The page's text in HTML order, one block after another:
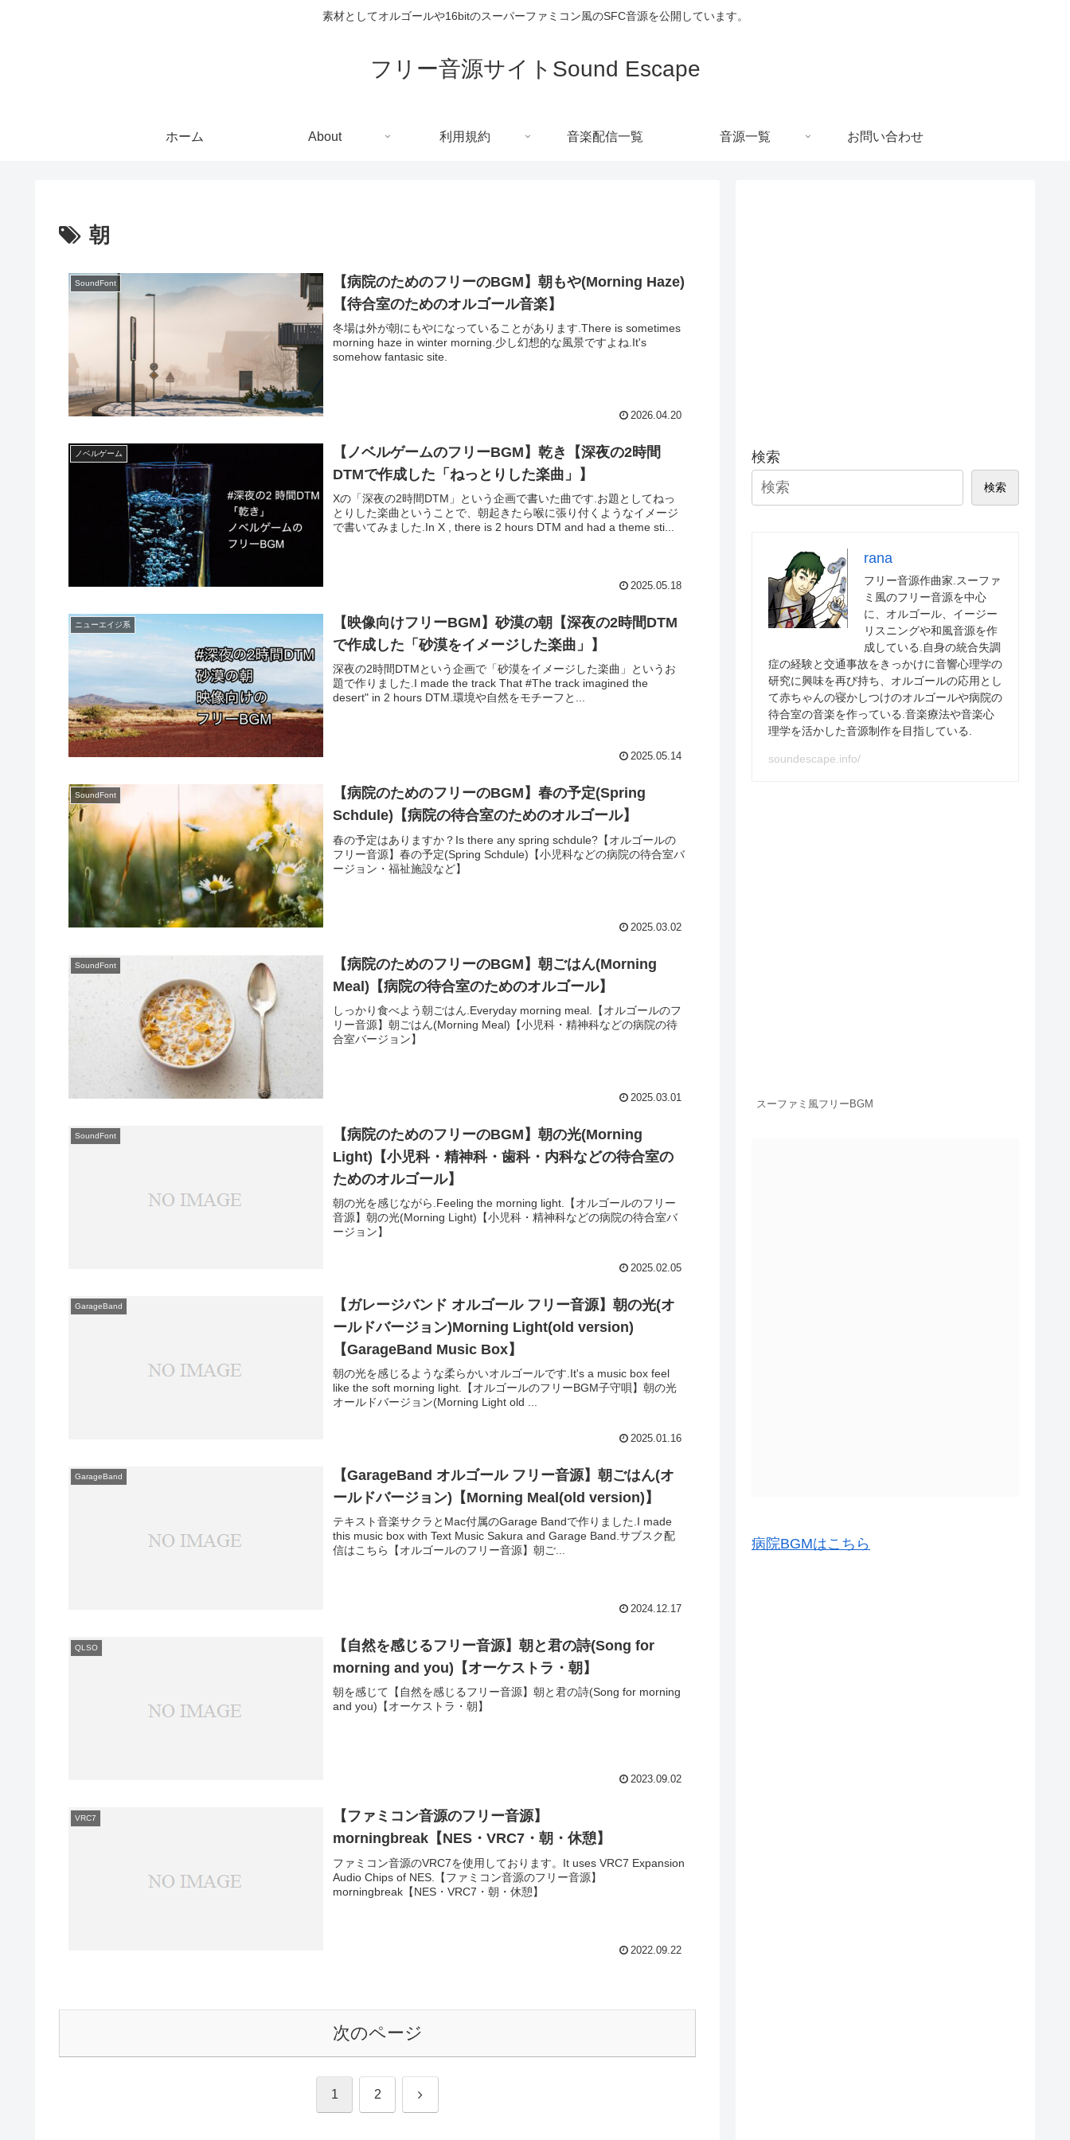
素材としてオルゴールや16bitのスーパーファミコン風のSFC音源を公開しています。
フリー音源サイトSound Escape
ホーム About 利用規約 音楽配信一覧 音源一覧 お問い合わせ
朝
SoundFont
【病院のためのフリーのBGM】朝もや(Morning Haze)
【待合室のためのオルゴール音楽】
冬場は外が朝にもやになっていることがあります.There is sometimes
morning haze in winter morning.少し幻想的な風景ですよね.It's
somehow fantasic site.
2026.04.20
ノベルゲーム
【ノベルゲームのフリーBGM】乾き【深夜の2時間
DTMで作成した「ねっとりした楽曲」】
Xの「深夜の2時間DTM」という企画で書いた曲です.お題としてねっ
とりした楽曲ということで、朝起きたら喉に張り付くようなイメージ
で書いてみました.In X , there is 2 hours DTM and had a theme sti...
2025.05.18
ニューエイジ系
【映像向けフリーBGM】砂漠の朝【深夜の2時間DTM
で作成した「砂漠をイメージした楽曲」】
深夜の2時間DTMという企画で「砂漠をイメージした楽曲」というお
題で作りました.I made the track That #The track imagined the
desert" in 2 hours DTM.環境や自然をモチーフと...
2025.05.14
SoundFont
【病院のためのフリーのBGM】春の予定(Spring
Schdule)【病院の待合室のためのオルゴール】
春の予定はありますか？Is there any spring schdule?【オルゴールの
フリー音源】春の予定(Spring Schdule)【小児科などの病院の待合室バ
ージョン・福祉施設など】
2025.03.02
SoundFont
【病院のためのフリーのBGM】朝ごはん(Morning
Meal)【病院の待合室のためのオルゴール】
しっかり食べよう朝ごはん.Everyday morning meal.【オルゴールのフ
リー音源】朝ごはん(Morning Meal)【小児科・精神科などの病院の待
合室バージョン】
2025.03.01
SoundFont
【病院のためのフリーのBGM】朝の光(Morning
Light)【小児科・精神科・歯科・内科などの待合室の
ためのオルゴール】
朝の光を感じながら.Feeling the morning light.【オルゴールのフリー
音源】朝の光(Morning Light)【小児科・精神科などの病院の待合室バ
ージョン】
2025.02.05
GarageBand
【ガレージバンド オルゴール フリー音源】朝の光(オ
ールドバージョン)Morning Light(old version)
【GarageBand Music Box】
朝の光を感じるような柔らかいオルゴールです.It's a music box feel
like the soft morning light.【オルゴールのフリーBGM子守唄】朝の光
オールドバージョン(Morning Light old ...
2025.01.16
GarageBand
【GarageBand オルゴール フリー音源】朝ごはん(オ
ールドバージョン)【Morning Meal(old version)】
テキスト音楽サクラとMac付属のGarage Bandで作りました.I made
this music box with Text Music Sakura and Garage Band.サブスク配
信はこちら【オルゴールのフリー音源】朝ご...
2024.12.17
QLSO
【自然を感じるフリー音源】朝と君の詩(Song for
morning and you)【オーケストラ・朝】
朝を感じて【自然を感じるフリー音源】朝と君の詩(Song for morning
and you)【オーケストラ・朝】
2023.09.02
VRC7
【ファミコン音源のフリー音源】
morningbreak【NES・VRC7・朝・休憩】
ファミコン音源のVRC7を使用しております。It uses VRC7 Expansion
Audio Chips of NES.【ファミコン音源のフリー音源】
morningbreak【NES・VRC7・朝・休憩】
2022.09.22
次のページ
1 2 次
検索
検索
rana
フリー音源作曲家.スーファ
ミ風のフリー音源を中心
に、オルゴール、イージー
リスニングや和風音源を作
成している.自身の統合失調
症の経験と交通事故をきっかけに音響心理学の
研究に興味を再び持ち、オルゴールの応用とし
て赤ちゃんの寝かしつけのオルゴールや病院の
待合室の音楽を作っている.音楽療法や音楽心
理学を活かした音源制作を目指している.
soundescape.info/
スーファミ風フリーBGM
病院BGMはこちら